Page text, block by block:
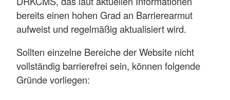
bereits einen hohen Grad an Barrierearmut
aufweist und regelmäßig aktualisiert wird.
Sollten einzelne Bereiche der Website nicht
vollständig barrierefrei sein, können folgende
Gründe vorliegen: